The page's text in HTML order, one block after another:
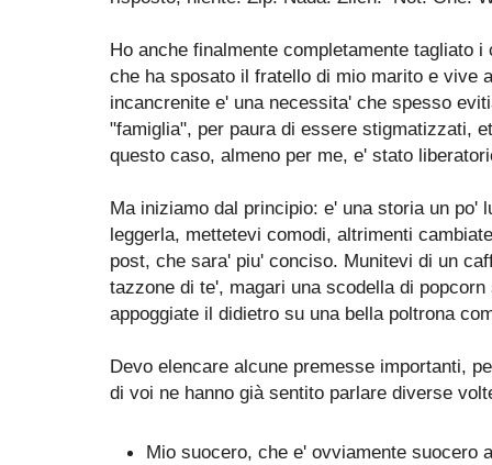
Ho anche finalmente completamente tagliato
che ha sposato il fratello di mio marito e vive
incancrenite e' una necessita' che spesso
"famiglia", per paura di essere stigmatizzati,
questo caso, almeno per me, e' stato
Ma iniziamo dal principio: e' una storia un po'
leggerla, mettetevi comodi, altrimenti
post, che sara' piu' conciso. Munitevi di un
tazzone di te', magari una scodella di
appoggiate il didietro su una bella poltrona
Devo elencare alcune premesse importanti,
di voi ne hanno già sentito parlare diverse
Mio suocero, che e' ovviamente suocero